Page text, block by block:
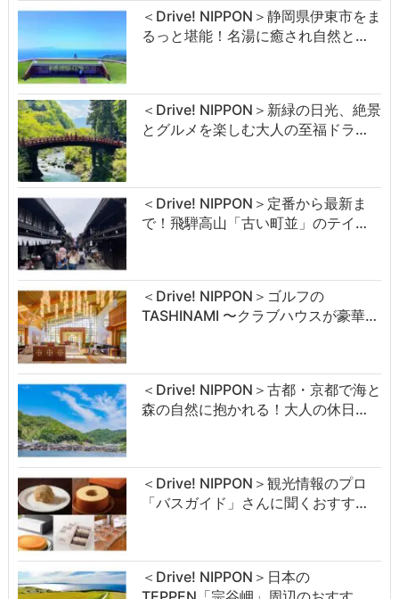
＜Drive! NIPPON＞静岡県伊東市をま
るっと堪能！名湯に癒され自然と…
＜Drive! NIPPON＞新緑の日光、絶景
とグルメを楽しむ大人の至福ドラ…
＜Drive! NIPPON＞定番から最新ま
で！飛騨高山「古い町並」のテイ…
＜Drive! NIPPON＞ゴルフの
TASHINAMI 〜クラブハウスが豪華…
＜Drive! NIPPON＞古都・京都で海と
森の自然に抱かれる！大人の休日…
＜Drive! NIPPON＞観光情報のプロ
「バスガイド」さんに聞くおすす…
＜Drive! NIPPON＞日本の